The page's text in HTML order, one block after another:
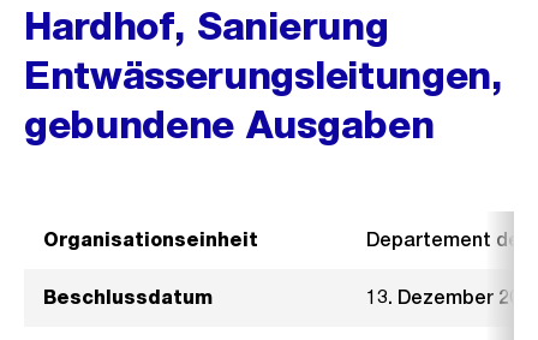
Hardhof, Sanierung
Entwässerungsleitungen,
gebundene Ausgaben
Organisationseinheit Departement der
Beschlussdatum 13. Dezember